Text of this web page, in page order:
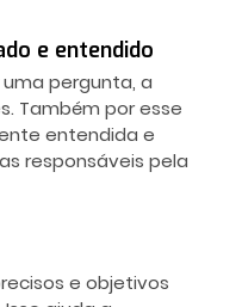
e entendido
pergunta, a
Também por esse
entendida e
responsáveis pela
e objetivos